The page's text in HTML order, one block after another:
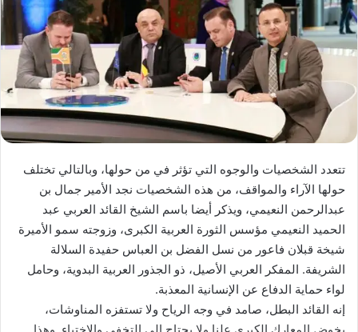
تتعدد الشخصيات والوجوه التي تؤثر في من حولها، وبالتالي تختلف
حولها الآراء والمواقف، من هذه الشخصيات نجد الأمير جمال بن
عبدالرحمن النعيمي، ويذكر أيضا باسم الشيخ القائد العربي عبد
الحميد النعيمي مؤسس الثورة العربية الكبرى، وزوجته سمو الأميرة
شيخة قبلان فاعور من نسل الفضل بن العباس حفيدة السلالة
الشريفة. المفكر العربي الأصيل، ذو الجذور العربية البدوية، وحامل
لواء حماية الدفاع عن الإنسانية المعذبة.
إنه القائد البطل، صامد في وجه الرياح ولا تستفزه المناوشات،